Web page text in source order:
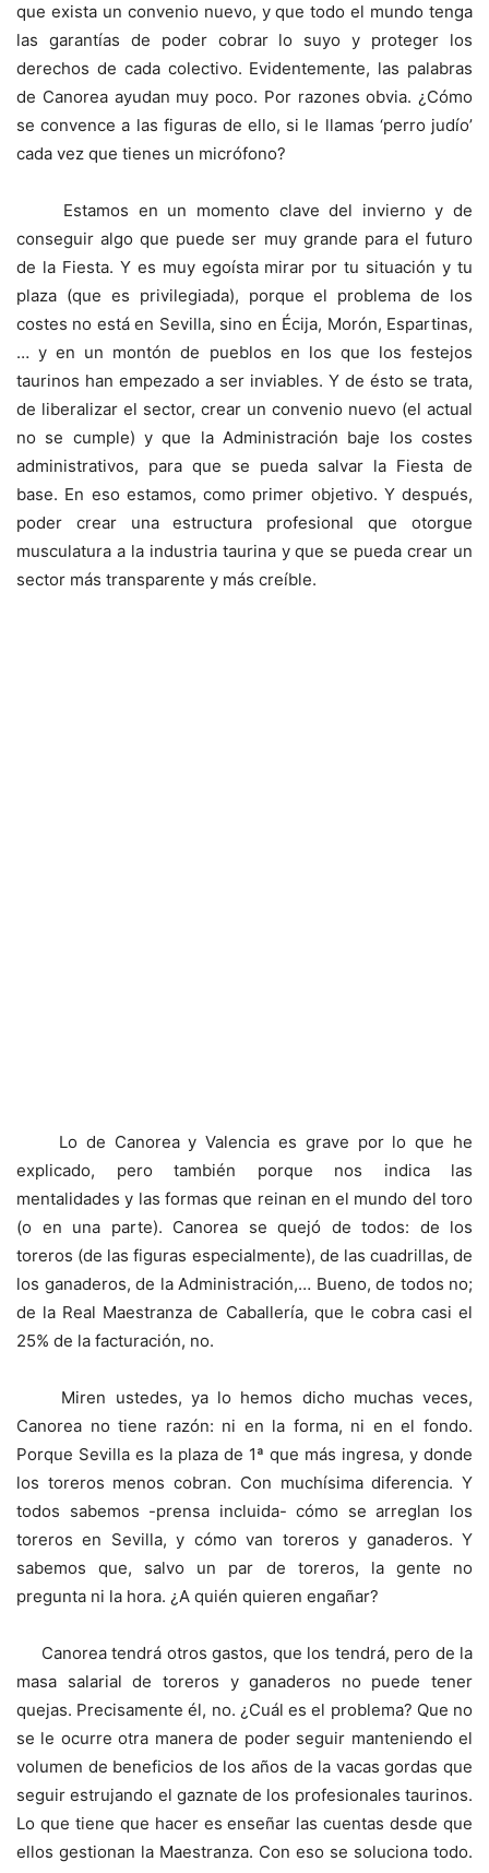
que exista un convenio nuevo, y que todo el mundo tenga
las garantías de poder cobrar lo suyo y proteger los
derechos de cada colectivo. Evidentemente, las palabras
de Canorea ayudan muy poco. Por razones obvia. ¿Cómo
se convence a las figuras de ello, si le llamas ‘perro judío’
cada vez que tienes un micrófono?
Estamos en un momento clave del invierno y de
conseguir algo que puede ser muy grande para el futuro
de la Fiesta. Y es muy egoísta mirar por tu situación y tu
plaza (que es privilegiada), porque el problema de los
costes no está en Sevilla, sino en Écija, Morón, Espartinas,
… y en un montón de pueblos en los que los festejos
taurinos han empezado a ser inviables. Y de ésto se trata,
de liberalizar el sector, crear un convenio nuevo (el actual
no se cumple) y que la Administración baje los costes
administrativos, para que se pueda salvar la Fiesta de
base. En eso estamos, como primer objetivo. Y después,
poder crear una estructura profesional que otorgue
musculatura a la industria taurina y que se pueda crear un
sector más transparente y más creíble.
Lo de Canorea y Valencia es grave por lo que he
explicado, pero también porque nos indica las
mentalidades y las formas que reinan en el mundo del toro
(o en una parte). Canorea se quejó de todos: de los
toreros (de las figuras especialmente), de las cuadrillas, de
los ganaderos, de la Administración,… Bueno, de todos no;
de la Real Maestranza de Caballería, que le cobra casi el
25% de la facturación, no.
Miren ustedes, ya lo hemos dicho muchas veces,
Canorea no tiene razón: ni en la forma, ni en el fondo.
Porque Sevilla es la plaza de 1ª que más ingresa, y donde
los toreros menos cobran. Con muchísima diferencia. Y
todos sabemos -prensa incluida- cómo se arreglan los
toreros en Sevilla, y cómo van toreros y ganaderos. Y
sabemos que, salvo un par de toreros, la gente no
pregunta ni la hora. ¿A quién quieren engañar?
Canorea tendrá otros gastos, que los tendrá, pero de la
masa salarial de toreros y ganaderos no puede tener
quejas. Precisamente él, no. ¿Cuál es el problema? Que no
se le ocurre otra manera de poder seguir manteniendo el
volumen de beneficios de los años de la vacas gordas que
seguir estrujando el gaznate de los profesionales taurinos.
Lo que tiene que hacer es enseñar las cuentas desde que
ellos gestionan la Maestranza. Con eso se soluciona todo.